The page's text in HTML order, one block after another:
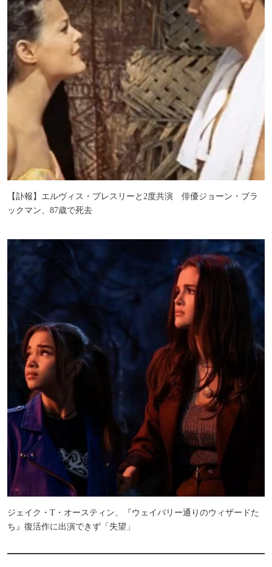
【訃報】エルヴィス・プレスリーと2度共演 俳優ジョーン・ブラ
ックマン、87歳で死去
ジェイク・T・オースティン、『ウェイバリー通りのウィザードた
ち』復活作に出演できず「失望」